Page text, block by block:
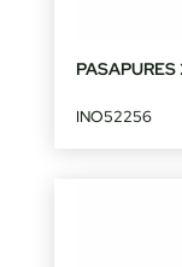
INO52256